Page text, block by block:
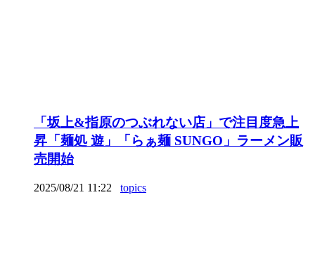
「坂上&指原のつぶれない店」で注目度急上
昇「麺処 遊」「らぁ麺 SUNGO」ラーメン販
売開始
2025/08/21 11:22 topics